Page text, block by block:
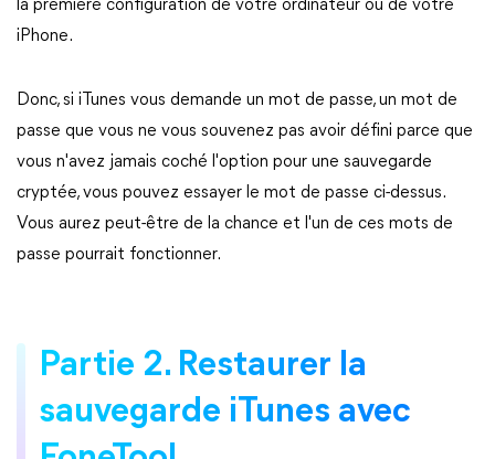
la première configuration de votre ordinateur ou de votre
iPhone.
Donc, si iTunes vous demande un mot de passe, un mot de
passe que vous ne vous souvenez pas avoir défini parce que
vous n'avez jamais coché l'option pour une sauvegarde
cryptée, vous pouvez essayer le mot de passe ci-dessus.
Vous aurez peut-être de la chance et l'un de ces mots de
passe pourrait fonctionner.
Partie 2. Restaurer la
sauvegarde iTunes avec